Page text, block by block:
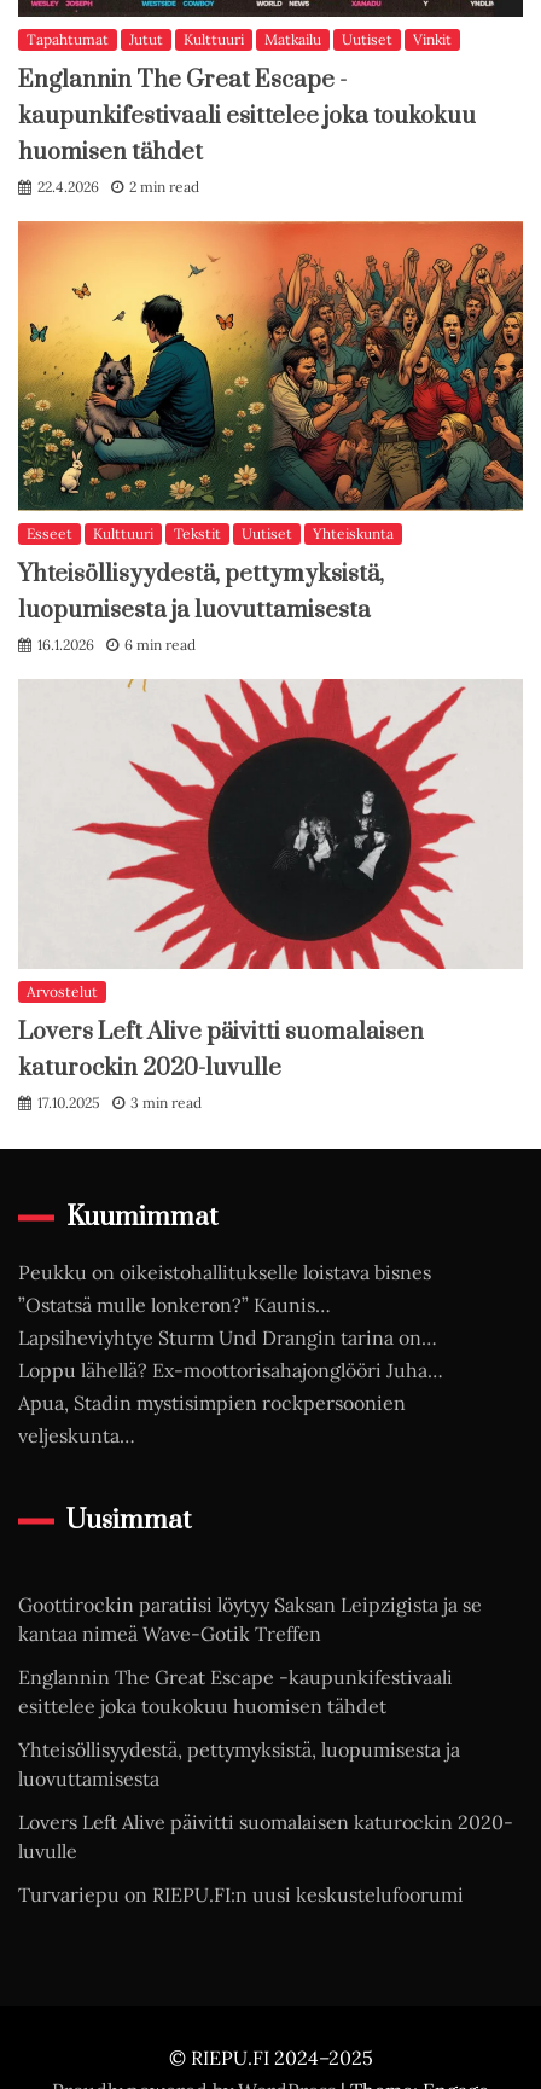
Tapahtumat Jutut Kulttuuri Matkailu Uutiset Vinkit
Englannin The Great Escape -
kaupunkifestivaali esittelee joka toukokuu
huomisen tähdet
22.4.2026 2 min read
Esseet Kulttuuri Tekstit Uutiset Yhteiskunta
Yhteisöllisyydestä, pettymyksistä,
luopumisesta ja luovuttamisesta
16.1.2026 6 min read
Arvostelut
Lovers Left Alive päivitti suomalaisen
katurockin 2020-luvulle
17.10.2025 3 min read
Kuumimmat
Peukku on oikeistohallitukselle loistava bisnes
”Ostatsä mulle lonkeron?” Kaunis…
Lapsiheviyhtye Sturm Und Drangin tarina on…
Loppu lähellä? Ex-moottorisahajonglööri Juha…
Apua, Stadin mystisimpien rockpersoonien
veljeskunta…
Uusimmat
Goottirockin paratiisi löytyy Saksan Leipzigista ja se
kantaa nimeä Wave-Gotik Treffen
Englannin The Great Escape -kaupunkifestivaali
esittelee joka toukokuu huomisen tähdet
Yhteisöllisyydestä, pettymyksistä, luopumisesta ja
luovuttamisesta
Lovers Left Alive päivitti suomalaisen katurockin 2020-
luvulle
Turvariepu on RIEPU.FI:n uusi keskustelufoorumi
© RIEPU.FI 2024–2025